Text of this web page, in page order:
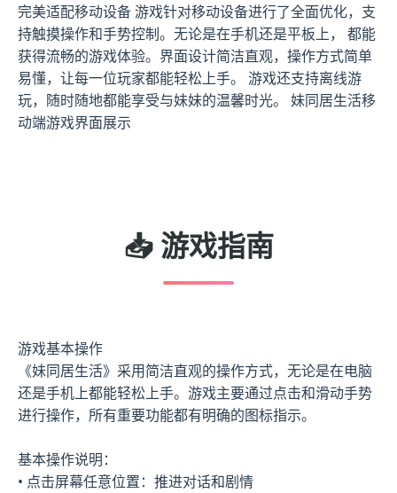
完美适配移动设备 游戏针对移动设备进行了全面优化，支
持触摸操作和手势控制。无论是在手机还是平板上， 都能
获得流畅的游戏体验。界面设计简洁直观，操作方式简单
易懂，让每一位玩家都能轻松上手。 游戏还支持离线游
玩，随时随地都能享受与妹妹的温馨时光。 妹同居生活移
动端游戏界面展示
📥 游戏指南
游戏基本操作
《妹同居生活》采用简洁直观的操作方式，无论是在电脑
还是手机上都能轻松上手。游戏主要通过点击和滑动手势
进行操作，所有重要功能都有明确的图标指示。
基本操作说明：
• 点击屏幕任意位置：推进对话和剧情